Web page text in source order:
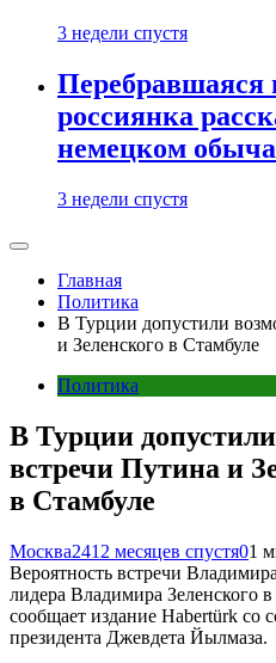
3 недели спустя
Перебравшаяся
россиянка
немецком
3 недели спустя
Главная
Политика
В Турции допустили
и Зеленского в Стамбуле
Политика
В Турции
встречи Путина и
в Стамбуле
Москва2412 месяцев спустя01
Вероятность встречи
лидера Владимира Зеленского
сообщает издание Habertürk со
президента Джевдета Йылмаза.